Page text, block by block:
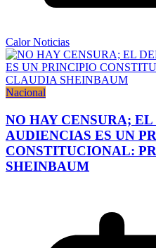
Calor Noticias
Nacional
NO HAY CENSURA;
AUDIENCIAS ES UN
CONSTITUCIONAL:
SHEINBAUM